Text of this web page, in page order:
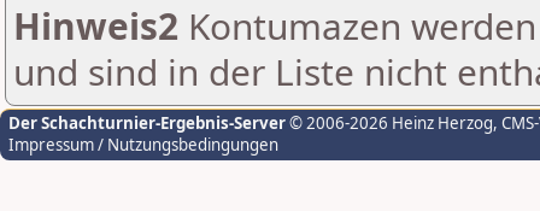
Hinweis2 Kontumazen
und sind in der Liste nicht
Der Schachturnier-Ergebnis-Server© 2006-2026 Heinz Herzog,
Impressum / Nutzungsbedingungen